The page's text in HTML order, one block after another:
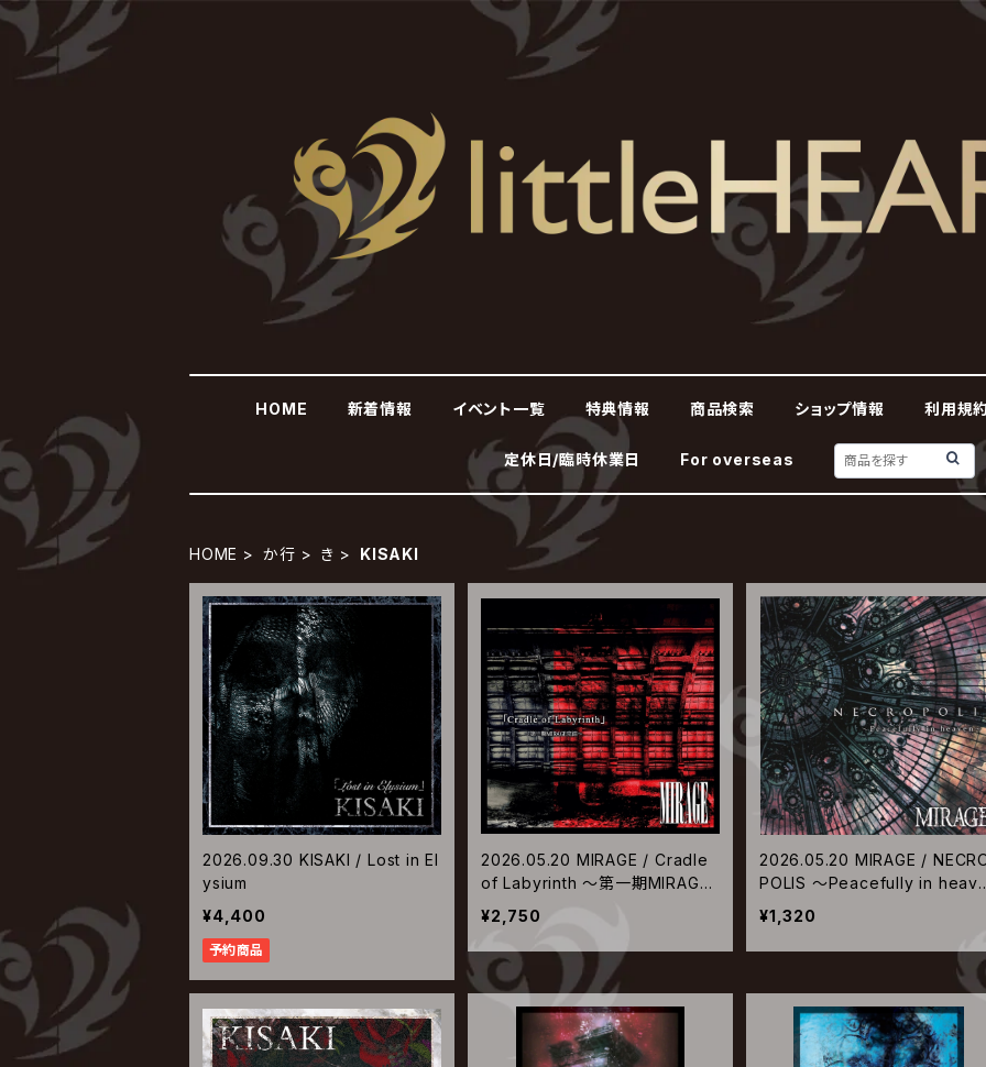
HOME 新着情報 イベント一覧 特典情報 商品検索 ショップ情報 利用規
定休日/臨時休業日 For overseas
HOME か行 き KISAKI
2026.09.30 KISAKI / Lost in El
ysium
¥4,400
予約商品
2026.05.20 MIRAGE / Cradle
of Labyrinth ～第一期MIRAGE
完結～
¥2,750
2026.05.20 MIRAGE /
POLIS ～Peacefully in
n～
¥1,320